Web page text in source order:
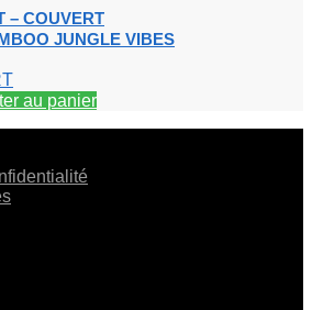
– COUVERT
JUNGLE VIBES
au panier